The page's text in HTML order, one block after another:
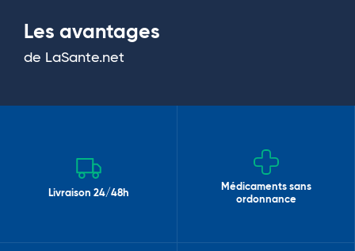
Les avantages
de LaSante.net
Livraison 24/48h
Médicaments sans
ordonnance